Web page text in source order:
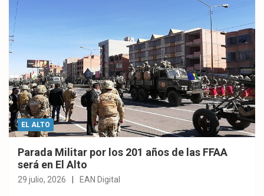
EL ALTO
Parada Militar por los 201 años de las FFAA
será en El Alto
29 julio, 2026 EAN Digital